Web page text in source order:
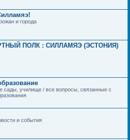
и города
ПОЛК : СИЛЛАМЯЭ (ЭСТОНИЯ)
сады, училище / все вопросы, связанные с
и события